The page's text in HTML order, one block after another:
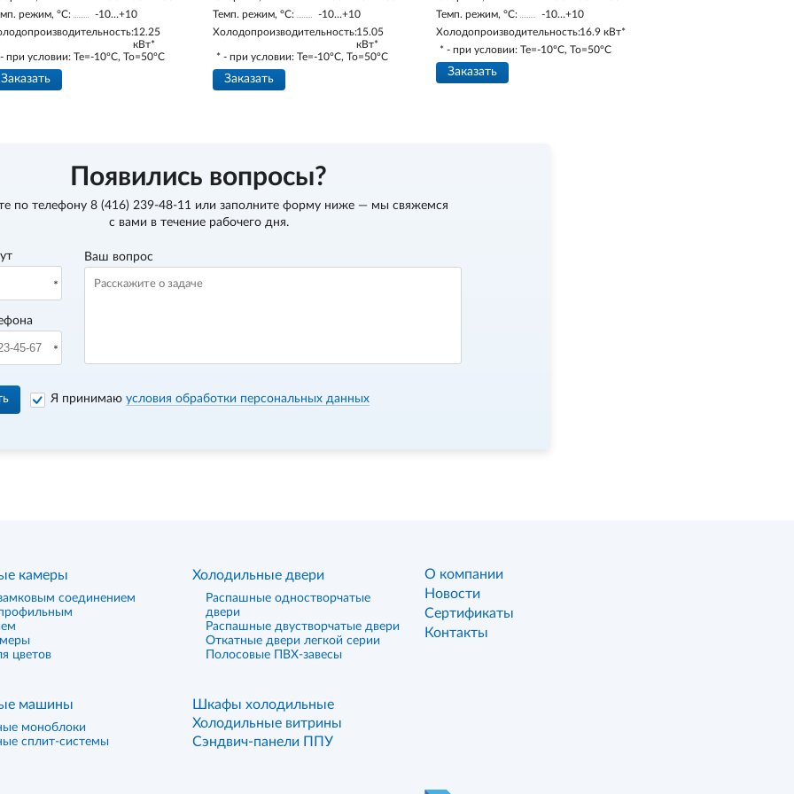
режим, °С:
-10…+10
12.25
кВт*
при условии: Te=-10ºC, To=50ºC
Заказать
Темп. режим, °С:
-10…+10
Холодопроизводительность:15.05
кВт*
* - при условии: Te=-10ºC, To=50ºC
Заказать
Темп. режим, °С:
-10…+10
Холодопроизводительность:16.9 кВт*
* - при условии: Te=-10ºC, To=50ºC
Заказать
Появились вопросы?
по телефону 8 (416) 239-48-11или заполните форму ниже — мы свяжемся
с вами в течение рабочего дня.
Ваш вопрос
Я принимаю условия обработки персональных данных
камеры
соединением
цветов
Холодильные двери
Распашные одностворчатые
двери
Распашные двустворчатые двери
Откатные двери легкой серии
Полосовые ПВХ-завесы
машины
моноблоки
сплит-системы
Шкафы холодильные
Холодильные витрины
Сэндвич-панели ППУ
О компании
Новости
Сертификаты
Контакты